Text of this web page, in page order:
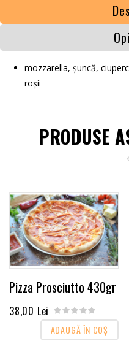
mozzarella, șuncă,
roșii
PRODUSE
Pizza Prosciutto 430gr
38,00 Lei
ADAUGĂ ÎN COŞ